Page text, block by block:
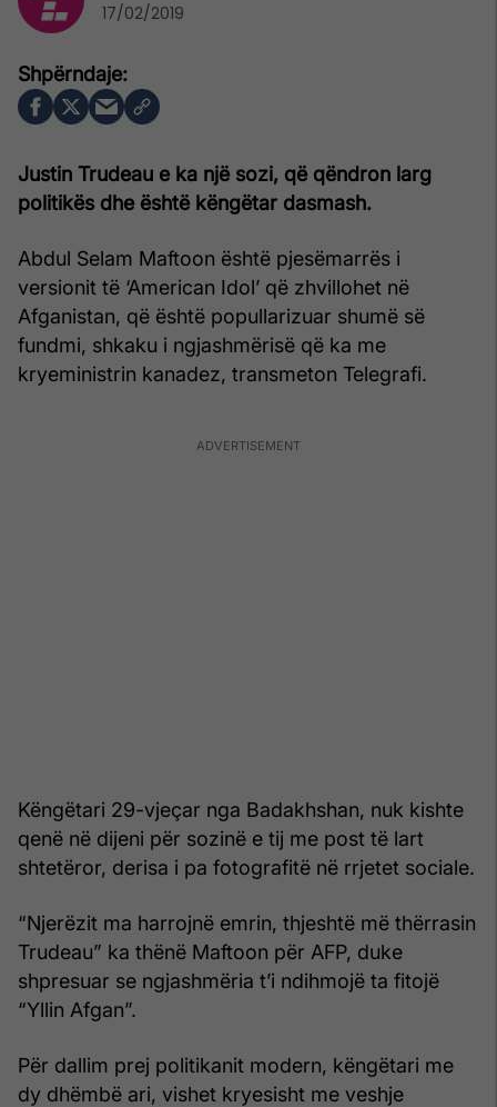
Justin Trudeau e ka një sozi, që qëndron larg
politikës dhe është këngëtar dasmash.
Abdul Selam Maftoon është pjesëmarrës i
versionit të ‘American Idol’ që zhvillohet në
Afganistan, që është popullarizuar shumë së
fundmi, shkaku i ngjashmërisë që ka me
kryeministrin kanadez, transmeton Telegrafi.
Këngëtari 29-vjeçar nga Badakhshan, nuk kishte
qenë në dijeni për sozinë e tij me post të lart
shtetëror, derisa i pa fotografitë në rrjetet sociale.
“Njerëzit ma harrojnë emrin, thjeshtë më thërrasin
Trudeau” ka thënë Maftoon për AFP, duke
shpresuar se ngjashmëria t’i ndihmojë ta fitojë
“Yllin Afgan”.
Për dallim prej politikanit modern, këngëtari me
dy dhëmbë ari, vishet kryesisht me veshje
17/02/2019